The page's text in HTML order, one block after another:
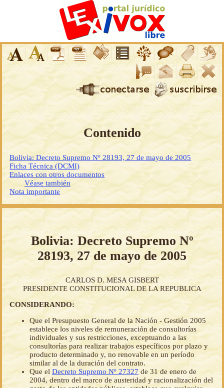
Contenido
Bolivia: Decreto Supremo Nº 28193, 27 de mayo de 2005
Ficha Técnica (DCMI)
Enlaces con otros documentos
Véase también
Nota importante
Bolivia: Decreto Supremo Nº
28193, 27 de mayo de 2005
CARLOS D. MESA GISBERT
PRESIDENTE CONSTITUCIONAL DE LA REPUBLICA
CONSIDERANDO:
Que el Presupuesto General de la Nación - Gestión 2005
establece los niveles de remuneración de consultorías
individuales y sus restricciones, exceptuando a las
consultorías para realizar trabajos específicos por plazo y
producto determinado y, no renovable en un período
similar al de la duración del contrato.
Que el Decreto Supremo Nº 27327 de 31 de enero de
2004, dentro del marco de austeridad y racionalización del